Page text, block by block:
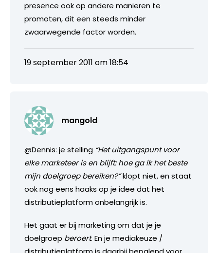
presence ook op andere manieren te
promoten, dit een steeds minder
zwaarwegende factor worden.
19 september 2011 om 18:54
mangold
@Dennis: je stelling “Het uitgangspunt voor
elke marketeer is en blijft: hoe ga ik het beste
mijn doelgroep bereiken?”klopt niet, en staat
ook nog eens haaks op je idee dat het
distributieplatform onbelangrijk is.
Het gaat er bij marketing om dat je je
doelgroep beroert. En je mediakeuze /